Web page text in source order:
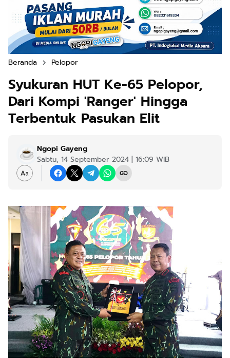
Beranda Pelopor
Syukuran HUT Ke-65 Pelopor,
Dari Kompi 'Ranger' Hingga
Terbentuk Pasukan Elit
Ngopi Gayeng
Sabtu, 14 September 2024 | 16:09 WIB